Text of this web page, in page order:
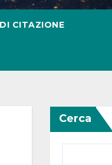
CITAZIONE
Cerca